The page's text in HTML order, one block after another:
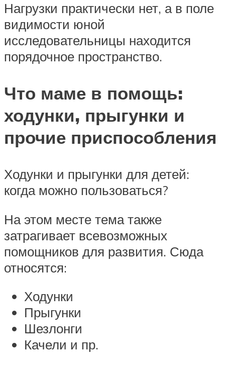
Нагрузки практически нет, а в поле
видимости юной
исследовательницы находится
порядочное пространство.
Что маме в помощь:
ходунки, прыгунки и
прочие приспособления
Ходунки и прыгунки для детей:
когда можно пользоваться?
На этом месте тема также
затрагивает всевозможных
помощников для развития. Сюда
относятся:
Ходунки
Прыгунки
Шезлонги
Качели и пр.